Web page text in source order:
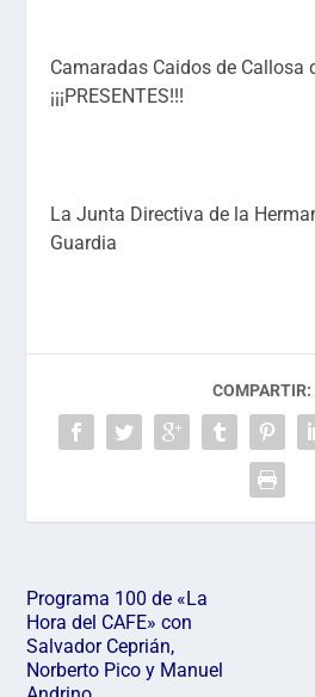
Camaradas Caidos de Callosa
¡¡¡PRESENTES!!!
La Junta Directiva de la
Guardia
COMPARTIR:
Programa 100 de «La
Hora del CAFE» con
Salvador Ceprián,
Norberto Pico y Manuel